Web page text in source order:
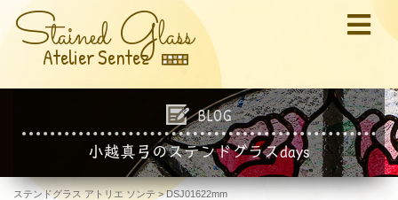
Stained Glass
Atelier Sentez
BLOG
小越真弓のステンドグラスdays
ステンドグラス アトリエ ソンテ >DSJ01622mm